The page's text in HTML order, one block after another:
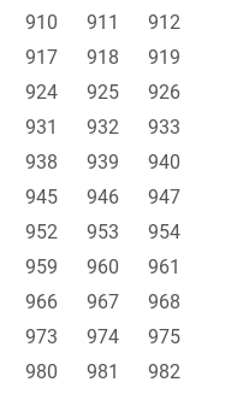
910 911
912
917 918
919
924 925
926
931 932
933
938 939
940
945 946
947
952 953
954
959 960
961
966 967
968
973 974
975
980 981
982